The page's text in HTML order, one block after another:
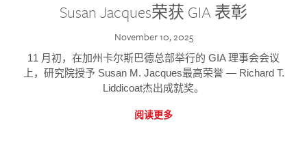
Susan Jacques荣获 GIA 表彰
November 10, 2025
11 月初，在加州卡尔斯巴德总部举行的 GIA 理事会会议
上，研究院授予 Susan M. Jacques最高荣誉 — Richard T.
Liddicoat杰出成就奖。
阅读更多